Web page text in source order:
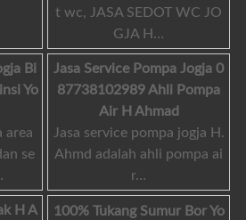
t wc, JASA SEDOT WC JO
GJA H…
Bi
Yo
area
se
Jasa Service Pompa Jogja 0
87738102989 Ahli Pompa
Air H Ahmad
Jasa service pompa jogja H.
Ahmd adalah ahli pompa ai
r…
H A
100% Tukang Sumur Bor Yo